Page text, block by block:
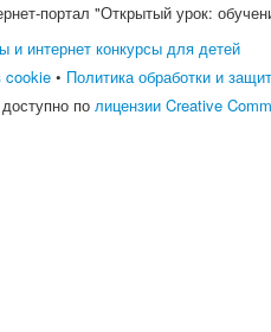
портал "Открытый урок:
интернет конкурсы для детей
cookie • Политика обработки и
полицензии Creative